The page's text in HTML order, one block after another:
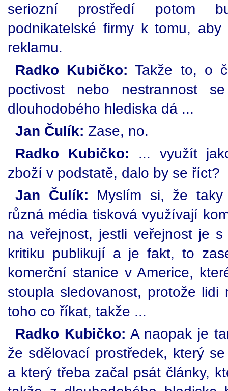
seriozní prostředí potom
podnikatelské firmy k tomu,
reklamu.
Radko Kubičko: Takže to, o
poctivost nebo nestrannost
dlouhodobého hlediska dá ...
Jan Čulík: Zase, no.
Radko Kubičko: ... využít
zboží v podstatě, dalo by se říct?
Jan Čulík: Myslím si, že
různá média tisková využívají
na veřejnost, jestli veřejnost je
kritiku publikují a je fakt, to
komerční stanice v Americe,
stoupla sledovanost, protože
toho co říkat, takže ...
Radko Kubičko: A naopak je
že sdělovací prostředek, který
a který třeba začal psát články,